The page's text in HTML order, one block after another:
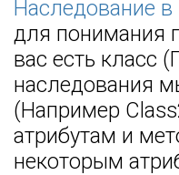
Наследование в
для понимания
вас есть класс
наследования
(Например
атрибутам и
некоторым